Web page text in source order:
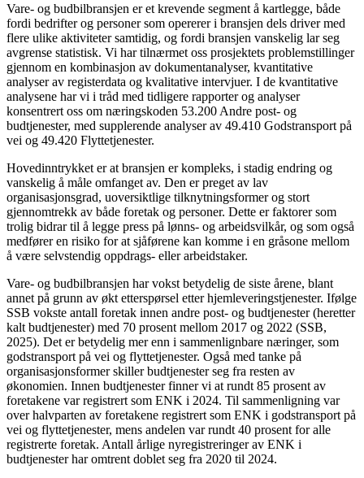
Vare- og budbilbransjen er et krevende segment å kartlegge, både
fordi bedrifter og personer som opererer i bransjen dels driver med
flere ulike aktiviteter samtidig, og fordi bransjen vanskelig lar seg
avgrense statistisk. Vi har tilnærmet oss prosjektets problemstillinger
gjennom en kombinasjon av dokumentanalyser, kvantitative
analyser av registerdata og kvalitative intervjuer. I de kvantitative
analysene har vi i tråd med tidligere rapporter og analyser
konsentrert oss om næringskoden 53.200 Andre post- og
budtjenester, med supplerende analyser av 49.410 Godstransport på
vei og 49.420 Flyttetjenester.
Hovedinntrykket er at bransjen er kompleks, i stadig endring og
vanskelig å måle omfanget av. Den er preget av lav
organisasjonsgrad, uoversiktlige tilknytningsformer og stort
gjennomtrekk av både foretak og personer. Dette er faktorer som
trolig bidrar til å legge press på lønns- og arbeidsvilkår, og som også
medfører en risiko for at sjåførene kan komme i en gråsone mellom
å være selvstendig oppdrags- eller arbeidstaker.
Vare- og budbilbransjen har vokst betydelig de siste årene, blant
annet på grunn av økt etterspørsel etter hjemleveringstjenester. Ifølge
SSB vokste antall foretak innen andre post- og budtjenester (heretter
kalt budtjenester) med 70 prosent mellom 2017 og 2022 (SSB,
2025). Det er betydelig mer enn i sammenlignbare næringer, som
godstransport på vei og flyttetjenester. Også med tanke på
organisasjonsformer skiller budtjenester seg fra resten av
økonomien. Innen budtjenester finner vi at rundt 85 prosent av
foretakene var registrert som ENK i 2024. Til sammenligning var
over halvparten av foretakene registrert som ENK i godstransport på
vei og flyttetjenester, mens andelen var rundt 40 prosent for alle
registrerte foretak. Antall årlige nyregistreringer av ENK i
budtjenester har omtrent doblet seg fra 2020 til 2024.